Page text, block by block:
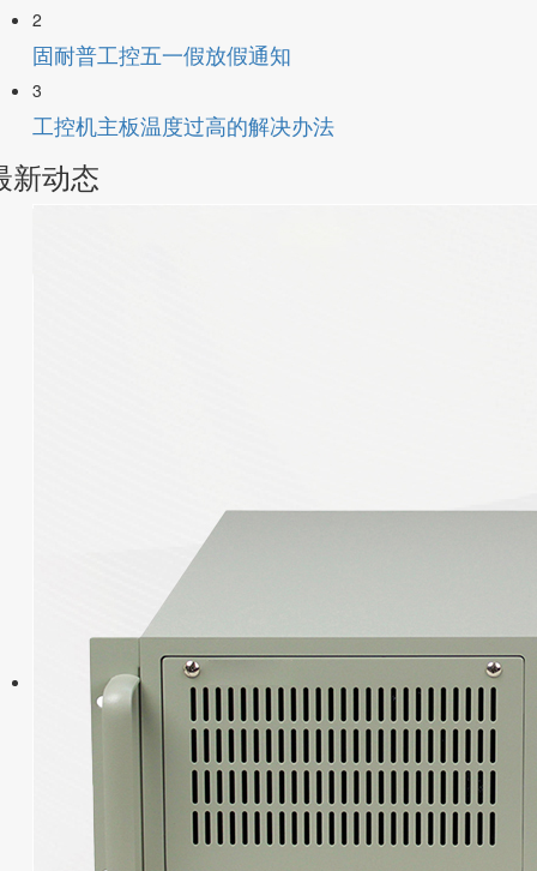
2
固耐普工控五一假放假通知
3
工控机主板温度过高的解决办法
新动态